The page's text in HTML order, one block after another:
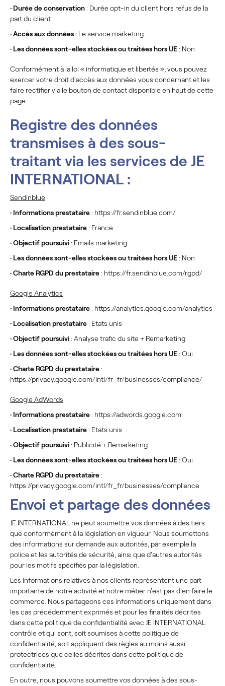
• Durée de conservation : Durée opt-in du client hors refus de la
part du client
•Accès aux données : Le service marketing
• Les données sont-elles stockées ou traitées hors UE : Non
Conformément à la loi « informatique et libertés », vous pouvez
exercer votre droit d'accès aux données vous concernant et les
faire rectifier via le bouton de contact disponible en haut de cette
page
Registre des données
transmises à des sous-
traitant via les services de JE
INTERNATIONAL :
Sendinblue
• Informations prestataire : https://fr.sendinblue.com/
• Localisation prestataire : France
•Objectif poursuivi : Emails marketing
• Les données sont-elles stockées ou traitées hors UE : Non
•Charte RGPD du prestataire : https://fr.sendinblue.com/rgpd/
Google Analytics
• Informations prestataire : https://analytics.google.com/analytics
• Localisation prestataire : Etats unis
•Objectif poursuivi : Analyse trafic du site + Remarketing
• Les données sont-elles stockées ou traitées hors UE : Oui
•Charte RGPD du prestataire :
https://privacy.google.com/intl/fr_fr/businesses/compliance/
Google AdWords
• Informations prestataire : https://adwords.google.com
• Localisation prestataire : Etats unis
•Objectif poursuivi : Publicité + Remarketing
• Les données sont-elles stockées ou traitées hors UE : Oui
•Charte RGPD du prestataire :
https://privacy.google.com/intl/fr_fr/businesses/compliance
Envoi et partage des données
JE INTERNATIONAL ne peut soumettre vos données à des tiers
que conformément à la législation en vigueur. Nous soumettons
des informations sur demande aux autorités, par exemple la
police et les autorités de sécurité, ainsi que d'autres autorités
pour les motifs spécifiés par la législation.
Les informations relatives à nos clients représentent une part
importante de notre activité et notre métier n'est pas d'en faire le
commerce. Nous partageons ces informations uniquement dans
les cas précédemment exprimés et pour les finalités décrites
dans cette politique de confidentialité avec JE INTERNATIONAL
contrôle et qui sont, soit soumises à cette politique de
confidentialité, soit appliquent des règles au moins aussi
protectrices que celles décrites dans cette politique de
confidentialité.
En outre, nous pouvons soumettre vos données à des sous-